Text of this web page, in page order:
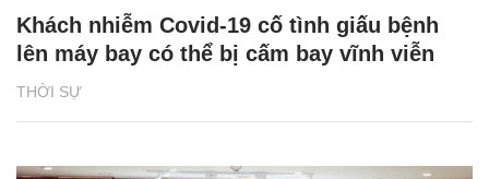
THỜI SỰ
Khách nhiễm Covid-19 cố tình giấu bệnh
lên máy bay có thể bị cấm bay vĩnh viễn